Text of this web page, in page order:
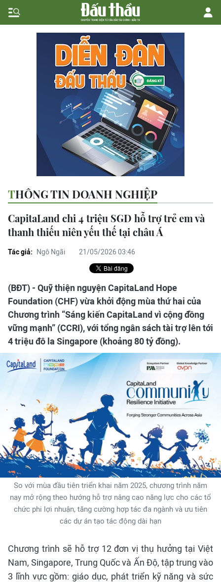
THÔNG TIN DOANH NGHIỆP
CapitaLand chi 4 triệu SGD hỗ trợ trẻ em và
thanh thiếu niên yếu thế tại châu Á
Tác giả: Ngô Ngãi 21/05/2026 03:46
(BĐT) - Quỹ thiện nguyện CapitaLand Hope
Foundation (CHF) vừa khởi động mùa thứ hai của
Chương trình “Sáng kiến CapitaLand vì cộng đồng
vững mạnh” (CCRI), với tổng ngân sách tài trợ lên tới
4 triệu đô la Singapore (khoảng 80 tỷ đồng).
So với mùa đầu tiên triển khai năm 2025, chương trình năm
nay mở rộng theo hướng hỗ trợ nâng cao năng lực cho các tổ
chức phi lợi nhuận, tăng cường hợp tác đa ngành và ưu tiên
các dự án tạo tác động dài hạn
Chương trình sẽ hỗ trợ 12 đơn vị thụ hưởng tại Việt
Nam, Singapore, Trung Quốc và Ấn Độ, tập trung vào
3 lĩnh vực gồm: giáo dục, phát triển kỹ năng và sức